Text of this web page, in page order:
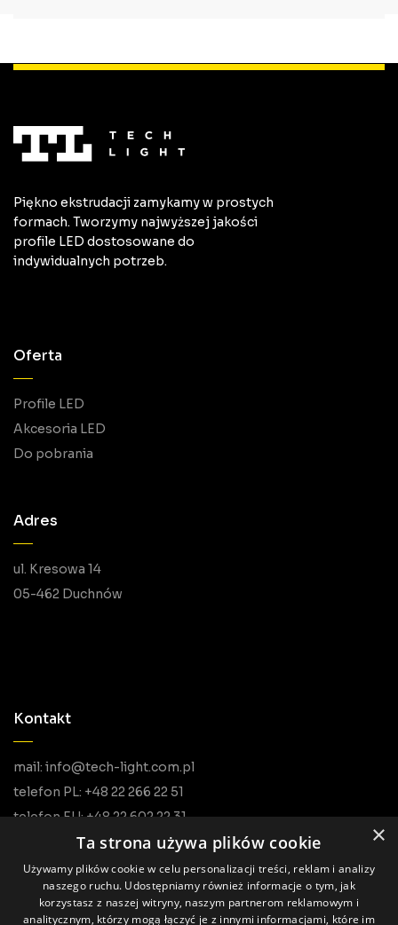
Piękno ekstrudacji zamykamy w prostych
formach. Tworzymy najwyższej jakości
profile LED dostosowane do
indywidualnych potrzeb.
Oferta
Profile LED
Akcesoria LED
Do pobrania
Adres
ul. Kresowa 14
05-462 Duchnów
Kontakt
mail: info@tech-light.com.pl
telefon PL: +48 22 266 22 51
telefon EU: +48 22 602 22 31
×
Ta strona używa plików cookie
Używamy plików cookie w celu personalizacji treści, reklam i analizy
naszego ruchu. Udostępniamy również informacje o tym, jak
korzystasz z naszej witryny, naszym partnerom reklamowym i
analitycznym, którzy mogą łączyć je z innymi informacjami, które im